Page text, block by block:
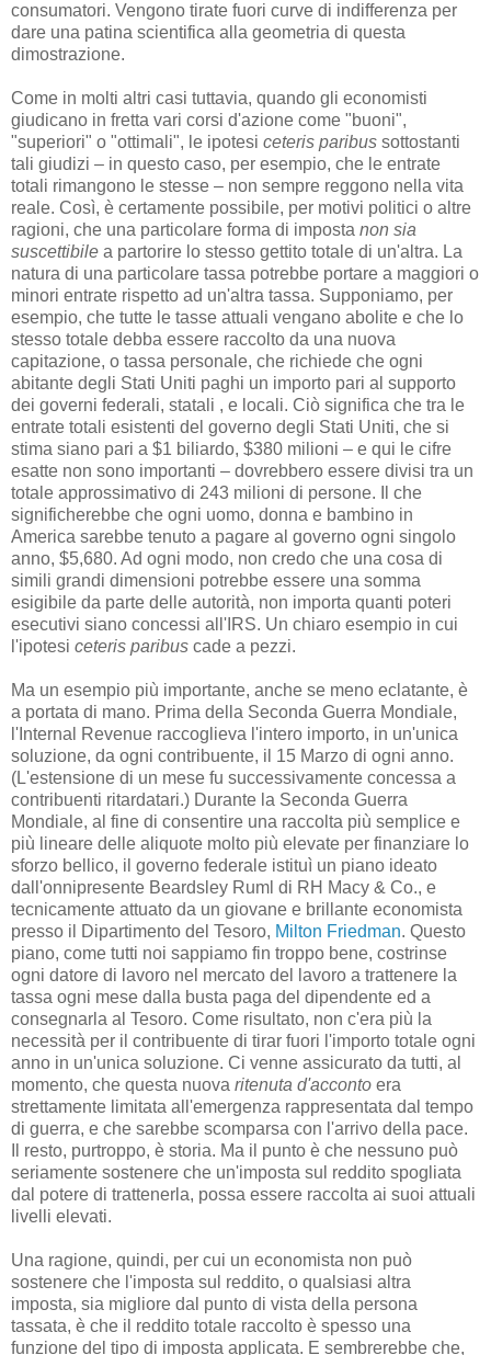
consumatori. Vengono tirate fuori curve di indifferenza per
dare una patina scientifica alla geometria di questa
dimostrazione.
Come in molti altri casi tuttavia, quando gli economisti
giudicano in fretta vari corsi d'azione come "buoni",
"superiori" o "ottimali", le ipotesi ceteris paribus sottostanti
tali giudizi – in questo caso, per esempio, che le entrate
totali rimangono le stesse – non sempre reggono nella vita
reale. Così, è certamente possibile, per motivi politici o altre
ragioni, che una particolare forma di imposta non sia
suscettibile a partorire lo stesso gettito totale di un'altra. La
natura di una particolare tassa potrebbe portare a maggiori o
minori entrate rispetto ad un'altra tassa. Supponiamo, per
esempio, che tutte le tasse attuali vengano abolite e che lo
stesso totale debba essere raccolto da una nuova
capitazione, o tassa personale, che richiede che ogni
abitante degli Stati Uniti paghi un importo pari al supporto
dei governi federali, statali , e locali. Ciò significa che tra le
entrate totali esistenti del governo degli Stati Uniti, che si
stima siano pari a $1 biliardo, $380 milioni – e qui le cifre
esatte non sono importanti – dovrebbero essere divisi tra un
totale approssimativo di 243 milioni di persone. Il che
significherebbe che ogni uomo, donna e bambino in
America sarebbe tenuto a pagare al governo ogni singolo
anno, $5,680. Ad ogni modo, non credo che una cosa di
simili grandi dimensioni potrebbe essere una somma
esigibile da parte delle autorità, non importa quanti poteri
esecutivi siano concessi all'IRS. Un chiaro esempio in cui
l'ipotesi ceteris paribus cade a pezzi.
Ma un esempio più importante, anche se meno eclatante, è
a portata di mano. Prima della Seconda Guerra Mondiale,
l'Internal Revenue raccoglieva l'intero importo, in un'unica
soluzione, da ogni contribuente, il 15 Marzo di ogni anno.
(L'estensione di un mese fu successivamente concessa a
contribuenti ritardatari.) Durante la Seconda Guerra
Mondiale, al fine di consentire una raccolta più semplice e
più lineare delle aliquote molto più elevate per finanziare lo
sforzo bellico, il governo federale istituì un piano ideato
dall'onnipresente Beardsley Ruml di RH Macy & Co., e
tecnicamente attuato da un giovane e brillante economista
presso il Dipartimento del Tesoro, Milton Friedman. Questo
piano, come tutti noi sappiamo fin troppo bene, costrinse
ogni datore di lavoro nel mercato del lavoro a trattenere la
tassa ogni mese dalla busta paga del dipendente ed a
consegnarla al Tesoro. Come risultato, non c'era più la
necessità per il contribuente di tirar fuori l'importo totale ogni
anno in un'unica soluzione. Ci venne assicurato da tutti, al
momento, che questa nuova ritenuta d'acconto era
strettamente limitata all'emergenza rappresentata dal tempo
di guerra, e che sarebbe scomparsa con l'arrivo della pace.
Il resto, purtroppo, è storia. Ma il punto è che nessuno può
seriamente sostenere che un'imposta sul reddito spogliata
dal potere di trattenerla, possa essere raccolta ai suoi attuali
livelli elevati.
Una ragione, quindi, per cui un economista non può
sostenere che l'imposta sul reddito, o qualsiasi altra
imposta, sia migliore dal punto di vista della persona
tassata, è che il reddito totale raccolto è spesso una
funzione del tipo di imposta applicata. E sembrerebbe che,